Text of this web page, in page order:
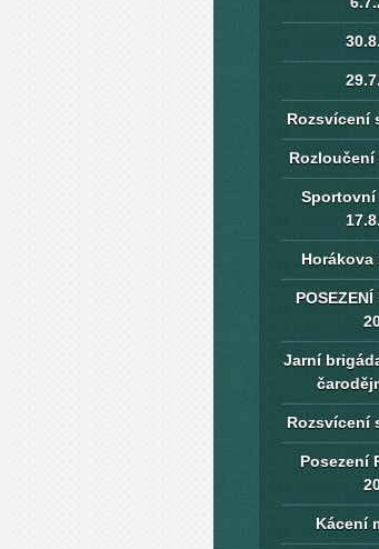
Rozsvícení
Rozloučení
Horákova
POSEZENÍ
Jarní
Rozsvícení
Posezení
Kácení